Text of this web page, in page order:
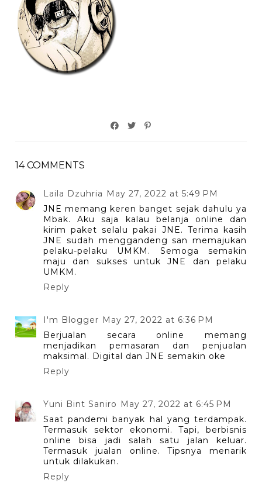
14 COMMENTS
Laila Dzuhria
May 27, 2022 at 5:49 PM
JNE memang keren banget sejak dahulu ya
Mbak. Aku saja kalau belanja online dan
kirim paket selalu pakai JNE. Terima kasih
JNE sudah menggandeng san memajukan
pelaku-pelaku UMKM. Semoga semakin
maju dan sukses untuk JNE dan pelaku
UMKM.
Reply
I'm Blogger May 27, 2022 at 6:36 PM
Berjualan secara online memang
menjadikan pemasaran dan penjualan
maksimal. Digital dan JNE semakin oke
Reply
Yuni Bint Saniro
May 27, 2022 at 6:45 PM
Saat pandemi banyak hal yang terdampak.
Termasuk sektor ekonomi. Tapi, berbisnis
online bisa jadi salah satu jalan keluar.
Termasuk jualan online. Tipsnya menarik
untuk dilakukan.
Reply